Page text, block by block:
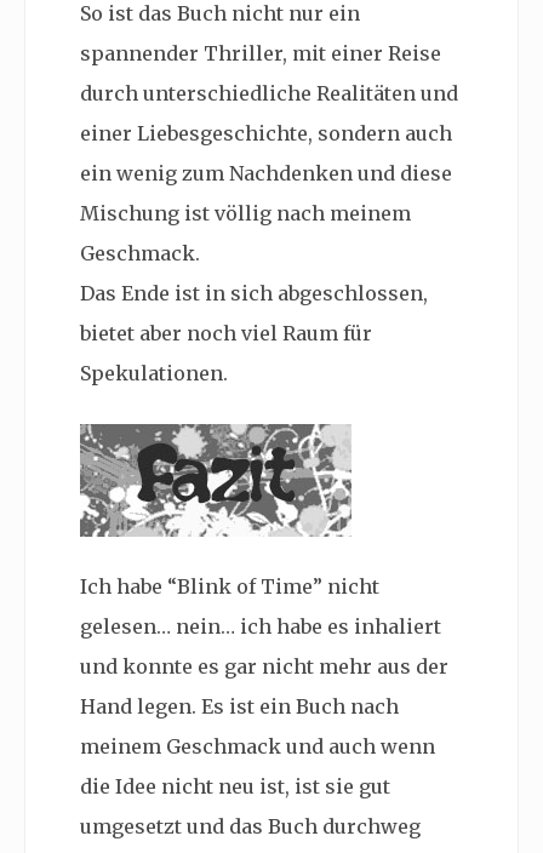
So ist das Buch nicht nur ein
spannender Thriller, mit einer Reise
durch unterschiedliche Realitäten und
einer Liebesgeschichte, sondern auch
ein wenig zum Nachdenken und diese
Mischung ist völlig nach meinem
Geschmack.
Das Ende ist in sich abgeschlossen,
bietet aber noch viel Raum für
Spekulationen.
Ich habe “Blink of Time” nicht
gelesen… nein… ich habe es inhaliert
und konnte es gar nicht mehr aus der
Hand legen. Es ist ein Buch nach
meinem Geschmack und auch wenn
die Idee nicht neu ist, ist sie gut
umgesetzt und das Buch durchweg